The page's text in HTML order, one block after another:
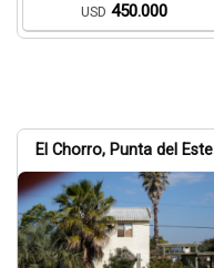
USD 450.000
El Chorro, Punta del Este